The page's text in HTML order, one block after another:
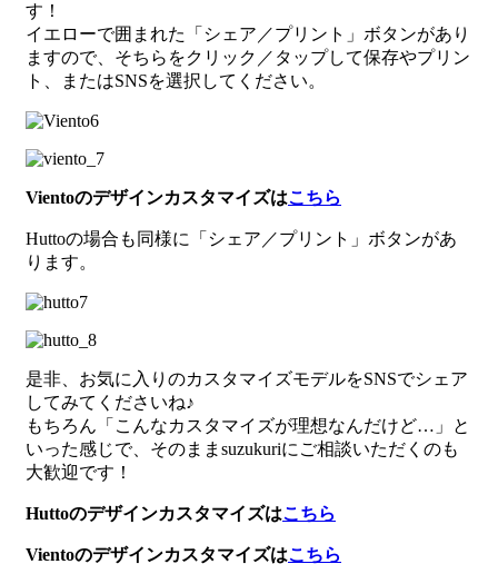
す！
イエローで囲まれた「シェア／プリント」ボタンがあり
ますので、そちらをクリック／タップして保存やプリン
ト、またはSNSを選択してください。
Vientoのデザインカスタマイズはこちら
Huttoの場合も同様に「シェア／プリント」ボタンがあ
ります。
是非、お気に入りのカスタマイズモデルをSNSでシェア
してみてくださいね♪
もちろん「こんなカスタマイズが理想なんだけど…」と
いった感じで、そのままsuzukuriにご相談いただくのも
大歓迎です！
Huttoのデザインカスタマイズはこちら
Vientoのデザインカスタマイズはこちら